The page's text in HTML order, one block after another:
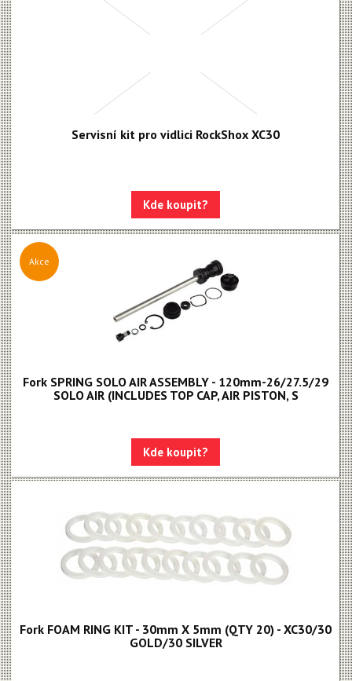
Servisní kit pro vidlici RockShox XC30
Kde koupit?
Akce
Fork SPRING SOLO AIR ASSEMBLY - 120mm-26/27.5/29
SOLO AIR (INCLUDES TOP CAP, AIR PISTON, S
Kde koupit?
Fork FOAM RING KIT - 30mm X 5mm (QTY 20) - XC30/30
GOLD/30 SILVER